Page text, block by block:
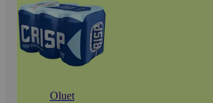
Oluet